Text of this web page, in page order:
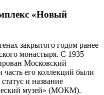
«Новый
закрытого годом ранее
монастыря. С 1935
Московский
часть его коллекций были
и название
музей» (МОКМ).